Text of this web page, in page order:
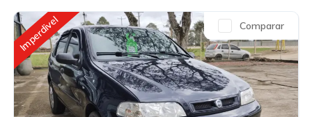
Imperdivel Comparar